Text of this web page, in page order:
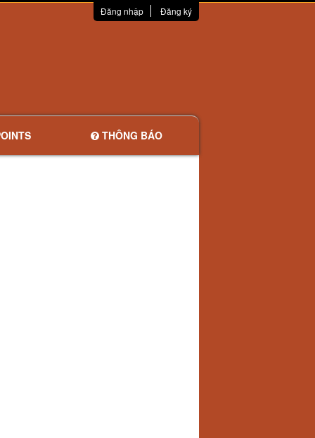
Đăng nhập Đăng ký
THÔNG BÁO